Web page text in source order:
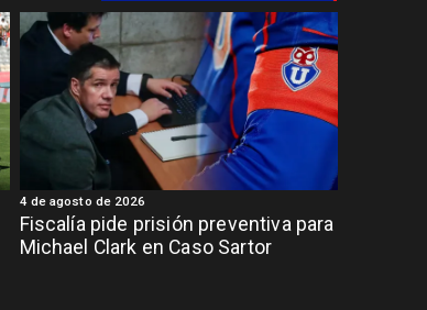
Fiscalía pide prisión preventiva para
Michael Clark en Caso Sartor
4 de agosto de 2026